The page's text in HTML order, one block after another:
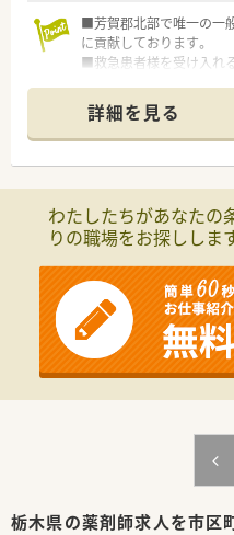
■芳賀郡北部で唯一の一
に貢献しております。
■救急患者様を受け入れ
■産育休取得実績あり。
です。
■豊かな経験や知識をも
自身の向上を目指す意欲
詳細を見る
わたしたちがあなたの
りの職場をお探ししま
栃木県の薬剤師求人を市区